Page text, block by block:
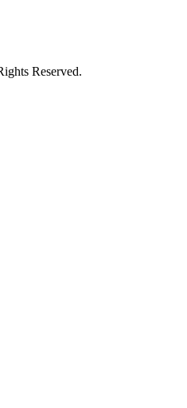
Reserved.